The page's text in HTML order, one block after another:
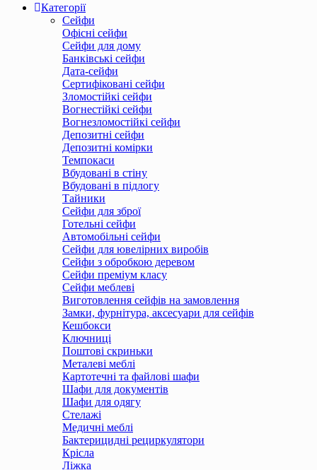
Категорії
Сейфи
Офісні сейфи
Сейфи для дому
Банківські сейфи
Дата-сейфи
Сертифіковані сейфи
Зломостійкі сейфи
Вогнестійкі сейфи
Вогнезломостійкі сейфи
Депозитні сейфи
Депозитні комірки
Темпокаси
Вбудовані в стіну
Вбудовані в підлогу
Тайники
Сейфи для зброї
Готельні сейфи
Автомобільні сейфи
Сейфи для ювелірних виробів
Сейфи з обробкою деревом
Сейфи преміум класу
Сейфи меблеві
Виготовлення сейфів на замовлення
Замки, фурнітура, аксесуари для сейфів
Кешбокси
Ключниці
Поштові скриньки
Металеві меблі
Картотечні та файлові шафи
Шафи для документів
Шафи для одягу
Стелажі
Медичні меблі
Бактерицидні рециркулятори
Крісла
Ліжка